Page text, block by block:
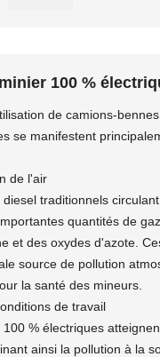
100 %
de camions-
se manifestent
de l'air
traditionnels
quantités de
et des oxydes d'azote.
source de pollution
la santé des mineurs.
de travail
% électriques
ainsi la pollution à la